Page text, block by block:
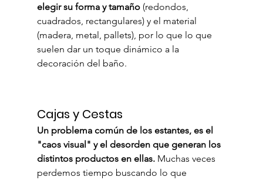
elegir su forma y tamaño (redondos,
cuadrados, rectangulares) y el material
(madera, metal, pallets), por lo que lo que
suelen dar un toque dinámico a la
decoración del baño.
Cajas y Cestas
Un problema común de los estantes, es el
"caos visual" y el desorden que generan los
distintos productos en ellas. Muchas veces
perdemos tiempo buscando lo que